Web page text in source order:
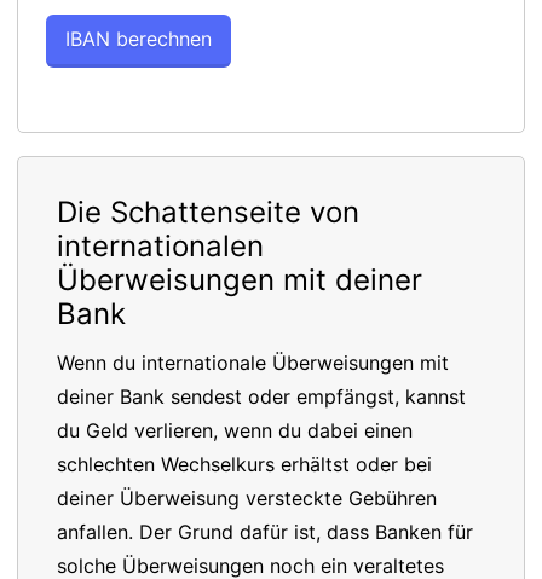
Die Schattenseite von
internationalen
Überweisungen mit deiner
Bank
Wenn du internationale Überweisungen mit
deiner Bank sendest oder empfängst, kannst
du Geld verlieren, wenn du dabei einen
schlechten Wechselkurs erhältst oder bei
deiner Überweisung versteckte Gebühren
anfallen. Der Grund dafür ist, dass Banken für
solche Überweisungen noch ein veraltetes